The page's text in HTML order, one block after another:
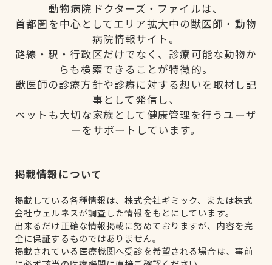
動物病院ドクターズ・ファイルは、
首都圏を中心としてエリア拡大中の獣医師・動物
病院情報サイト。
路線・駅・行政区だけでなく、診療可能な動物か
らも検索できることが特徴的。
獣医師の診療方針や診療に対する想いを取材し記
事として発信し、
ペットも大切な家族として健康管理を行うユーザ
ーをサポートしています。
掲載情報について
掲載している各種情報は、株式会社ギミック、または株式
会社ウェルネスが調査した情報をもとにしています。
出来るだけ正確な情報掲載に努めておりますが、内容を完
全に保証するものではありません。
掲載されている医療機関へ受診を希望される場合は、事前